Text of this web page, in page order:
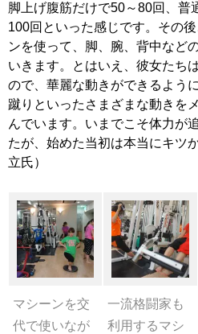
脚上げ腹筋だけで50～80回、普
100回といった感じです。その
ンを使って、脚、腕、背中など
いきます。とはいえ、彼女たち
ので、華麗な動きができるよう
蹴りといったさまざまな動きを
んでいます。いまでこそ体力が
たが、始めた当初は本当にキツ
立氏）
マシーンを交
代で使いなが
一流格闘家も
利用するマシ